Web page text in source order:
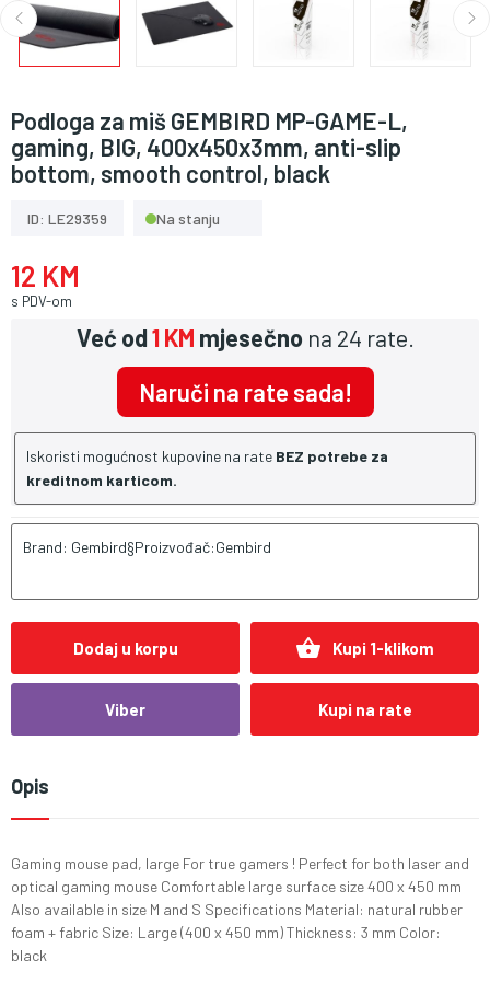
Podloga za miš GEMBIRD MP-GAME-L,
gaming, BIG, 400x450x3mm, anti-slip
bottom, smooth control, black
ID: LE29359 Na stanju
12 KM
s PDV-om
Već od1 KM mjesečno na 24 rate.
Naruči na rate sada!
Iskoristi mogućnost kupovine na rate BEZ potrebe za
kreditnom karticom.
Brand: Gembird§Proizvođač:Gembird
Dodaj u korpu shopping_basket Kupi 1-klikom
Viber Kupi na rate
Opis
Gaming mouse pad, large For true gamers ! Perfect for both laser and
optical gaming mouse Comfortable large surface size 400 x 450 mm
Also available in size M and S Specifications Material: natural rubber
foam + fabric Size: Large (400 x 450 mm) Thickness: 3 mm Color:
black